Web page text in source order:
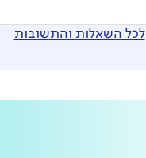
לכל השאלות והתשובות